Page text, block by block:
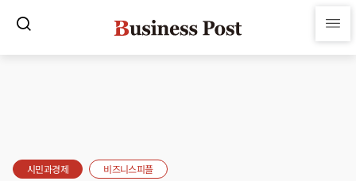
시민과경제 비즈니스피플